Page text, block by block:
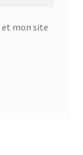
mon site